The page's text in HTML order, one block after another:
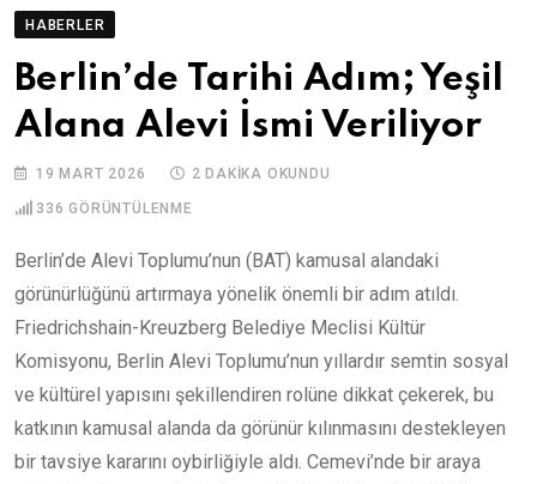
HABERLER
Berlin’de Tarihi Adım; Yeşil
Alana Alevi İsmi Veriliyor
19 MART 2026 2 DAKIKA OKUNDU
336 GÖRÜNTÜLENME
Berlin’de Alevi Toplumu’nun (BAT) kamusal alandaki
görünürlüğünü artırmaya yönelik önemli bir adım atıldı.
Friedrichshain-Kreuzberg Belediye Meclisi Kültür
Komisyonu, Berlin Alevi Toplumu’nun yıllardır semtin sosyal
ve kültürel yapısını şekillendiren rolüne dikkat çekerek, bu
katkının kamusal alanda da görünür kılınmasını destekleyen
bir tavsiye kararını oybirliğiyle aldı. Cemevi’nde bir araya